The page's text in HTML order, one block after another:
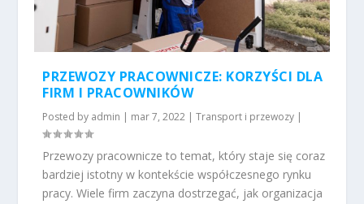
PRZEWOZY PRACOWNICZE: KORZYŚCI DLA
FIRM I PRACOWNIKÓW
Posted by admin | mar 7, 2022 |Transport i przewozy |
Przewozy pracownicze to temat, który staje się coraz
bardziej istotny w kontekście współczesnego rynku
pracy. Wiele firm zaczyna dostrzegać, jak organizacja